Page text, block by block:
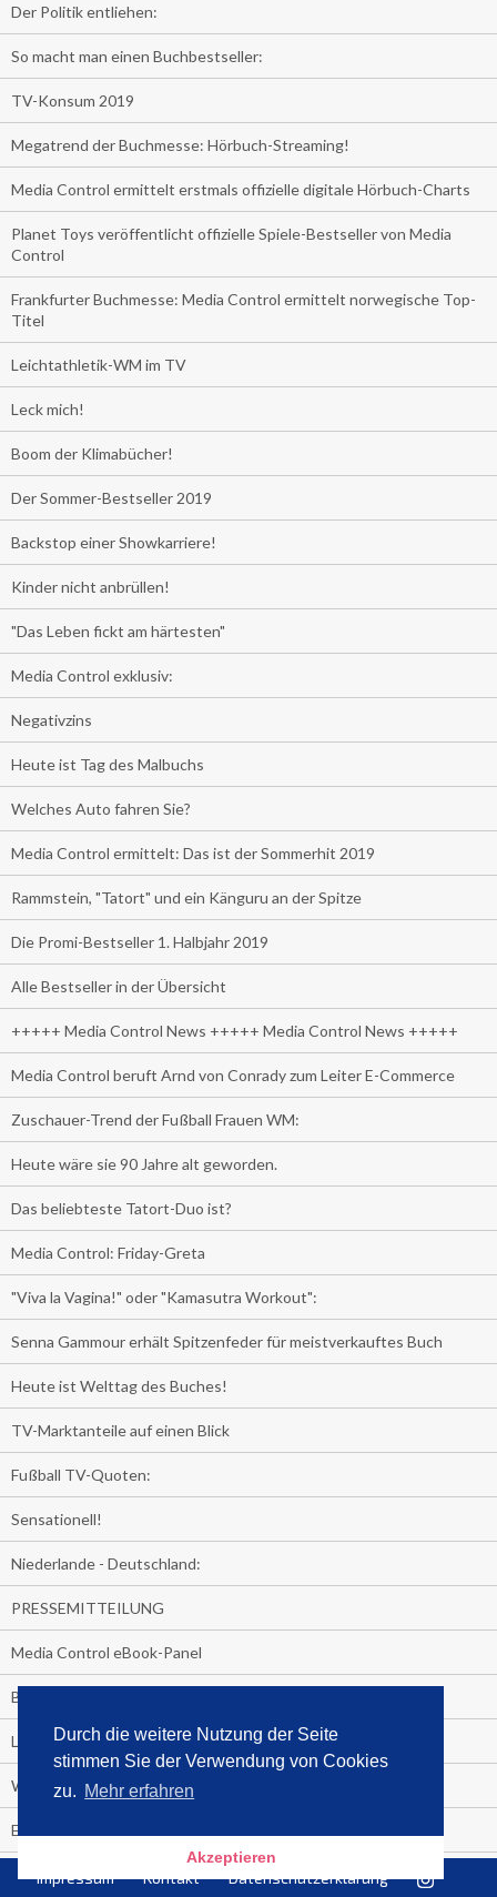
Durch die weitere Nutzung der Seite
stimmen Sie der Verwendung von Cookies
zu. Mehr erfahren
Akzeptieren
Der Politik entliehen:
So macht man einen Buchbestseller:
TV-Konsum 2019
Megatrend der Buchmesse: Hörbuch-Streaming!
Media Control ermittelt erstmals offizielle digitale Hörbuch-Charts
Planet Toys veröffentlicht offizielle Spiele-Bestseller von Media
Control
Frankfurter Buchmesse: Media Control ermittelt norwegische Top-
Titel
Leichtathletik-WM im TV
Leck mich!
Boom der Klimabücher!
Der Sommer-Bestseller 2019
Backstop einer Showkarriere!
Kinder nicht anbrüllen!
"Das Leben fickt am härtesten"
Media Control exklusiv:
Negativzins
Heute ist Tag des Malbuchs
Welches Auto fahren Sie?
Media Control ermittelt: Das ist der Sommerhit 2019
Rammstein, "Tatort" und ein Känguru an der Spitze
Die Promi-Bestseller 1. Halbjahr 2019
Alle Bestseller in der Übersicht
+++++ Media Control News +++++ Media Control News +++++
Media Control beruft Arnd von Conrady zum Leiter E-Commerce
Zuschauer-Trend der Fußball Frauen WM:
Heute wäre sie 90 Jahre alt geworden.
Das beliebteste Tatort-Duo ist?
Media Control: Friday-Greta
"Viva la Vagina!" oder "Kamasutra Workout":
Senna Gammour erhält Spitzenfeder für meistverkauftes Buch
Heute ist Welttag des Buches!
TV-Marktanteile auf einen Blick
Fußball TV-Quoten:
Sensationell!
Niederlande - Deutschland:
PRESSEMITTEILUNG
Media Control eBook-Panel
BIATHLON-WM im TV
Lagerfelds N°5
Wer schaut täglich fast sieben Stunden Fernsehen?
Es Pilchert allerorten
Impressum Kontakt Datenschutzerklärung